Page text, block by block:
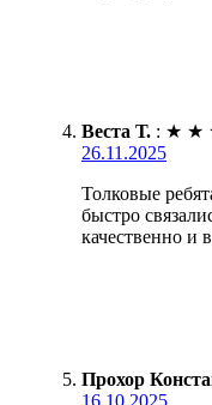
Веста Т. : ★ ★
26.11.2025
Толковые
быстро
качественно и
Прохор
16.10.2025